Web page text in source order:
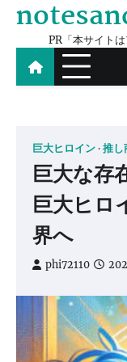
Skip
contentPR「本サイト
巨大ヒロイン 推し
巨大な存
巨大ヒロ
界へ
phi72110